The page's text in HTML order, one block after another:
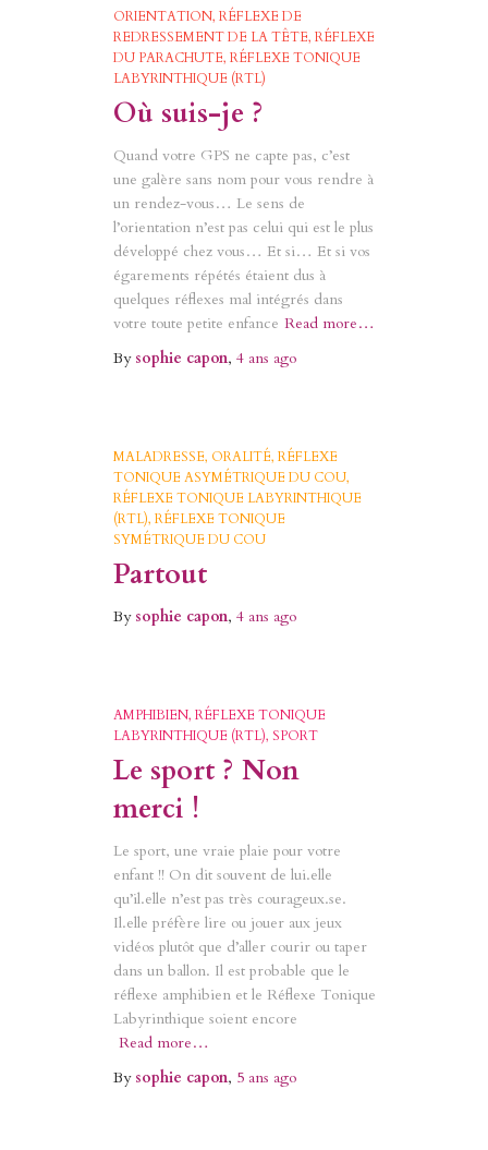
ORIENTATION RÉFLEXE DE
REDRESSEMENT DE LA TÊTE RÉFLEXE
DU PARACHUTE RÉFLEXE TONIQUE
LABYRINTHIQUE (RTL)
Où suis-je ?
Quand votre GPS ne capte pas, c’est
une galère sans nom pour vous rendre à
un rendez-vous… Le sens de
l’orientation n’est pas celui qui est le plus
développé chez vous… Et si… Et si vos
égarements répétés étaient dus à
quelques réflexes mal intégrés dans
votre toute petite enfance Read more…
By sophie capon, 4 ans ago
MALADRESSE ORALITÉ RÉFLEXE
TONIQUE ASYMÉTRIQUE DU COU
RÉFLEXE TONIQUE LABYRINTHIQUE
(RTL) RÉFLEXE TONIQUE
SYMÉTRIQUE DU COU
Partout
By sophie capon, 4 ans ago
AMPHIBIEN RÉFLEXE TONIQUE
LABYRINTHIQUE (RTL) SPORT
Le sport ? Non
merci !
Le sport, une vraie plaie pour votre
enfant !! On dit souvent de lui.elle
qu’il.elle n’est pas très courageux.se.
Il.elle préfère lire ou jouer aux jeux
vidéos plutôt que d’aller courir ou taper
dans un ballon. Il est probable que le
réflexe amphibien et le Réflexe Tonique
Labyrinthique soient encore
Read more…
By sophie capon, 5 ans ago